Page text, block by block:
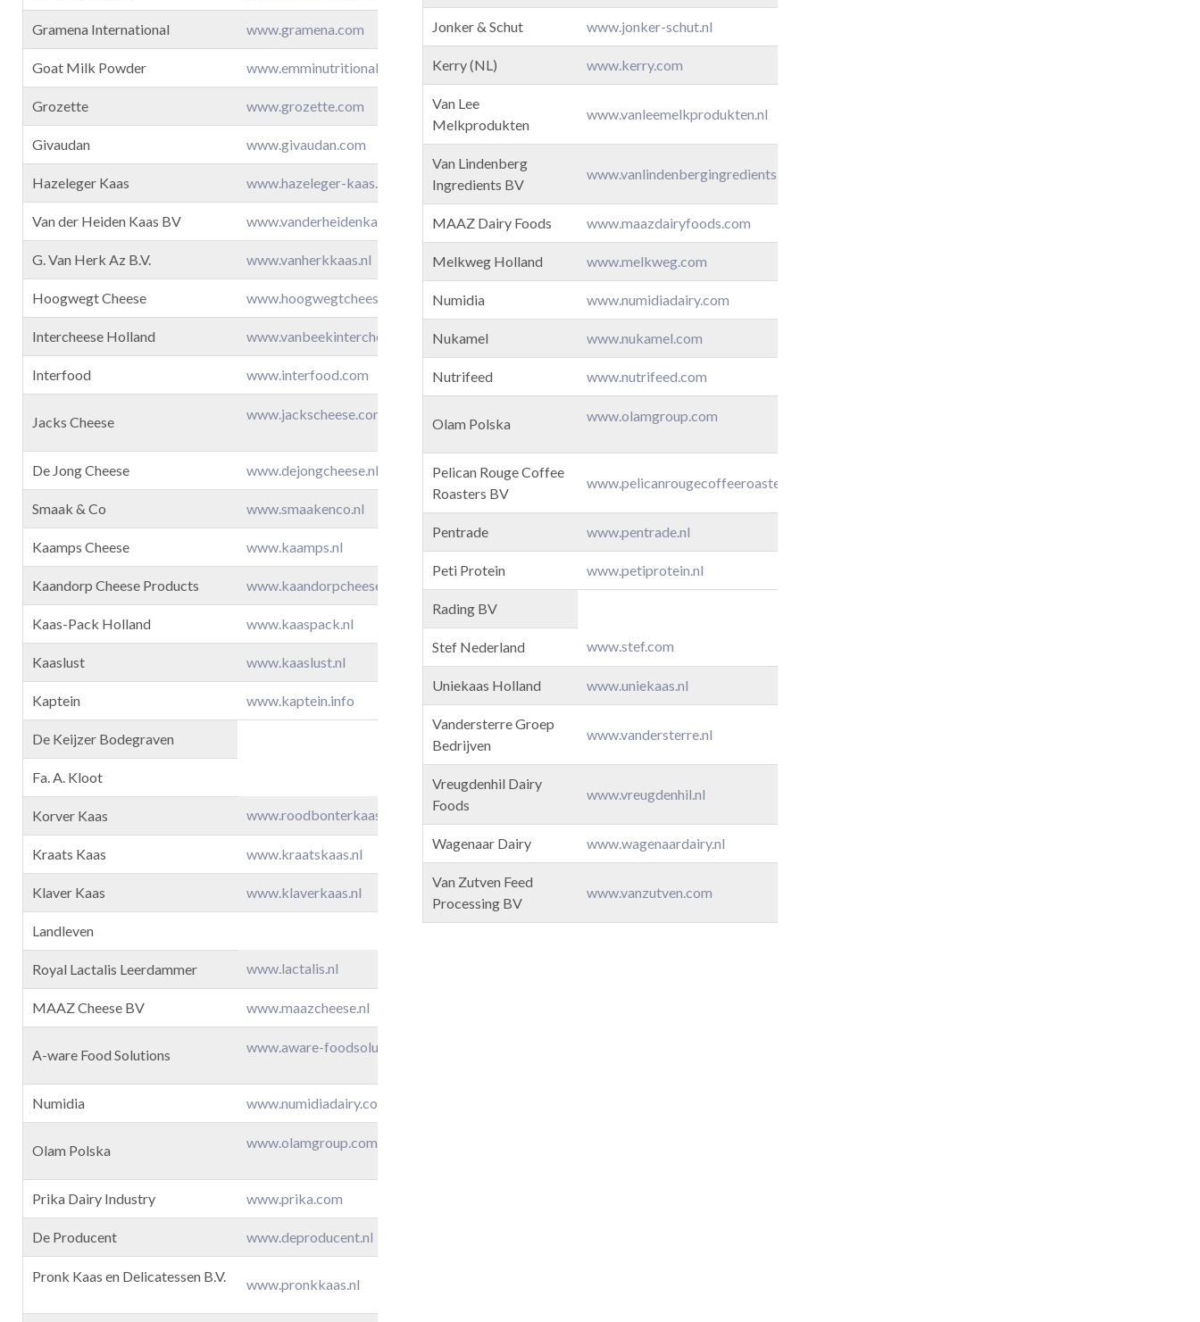
Gramena International www.gramena.com
Goat Milk Powder www.emminutritionals.com
Grozette www.grozette.com
Givaudan www.givaudan.com
Hazeleger Kaas www.hazeleger-kaas.nl
Van der Heiden Kaas BV www.vanderheidenkaas.nl
G. Van Herk Az B.V. www.vanherkkaas.nl
Hoogwegt Cheese www.hoogwegtcheese.nl
Intercheese Holland www.vanbeekintercheese.nl
Interfood www.interfood.com
Jacks Cheese www.jackscheese.com
De Jong Cheese www.dejongcheese.nl
Smaak & Co www.smaakenco.nl
Kaamps Cheese www.kaamps.nl
Kaandorp Cheese Products www.kaandorpcheese.com
Kaas-Pack Holland www.kaaspack.nl
Kaaslust www.kaaslust.nl
Kaptein www.kaptein.info
De Keijzer Bodegraven
Fa. A. Kloot
Korver Kaas www.roodbonterkaas.nl
Kraats Kaas www.kraatskaas.nl
Klaver Kaas www.klaverkaas.nl
Landleven
Royal Lactalis Leerdammer www.lactalis.nl
MAAZ Cheese BV www.maazcheese.nl
A-ware Food Solutions www.aware-foodsolutions.com
Numidia www.numidiadairy.com
Olam Polska www.olamgroup.com
Prika Dairy Industry www.prika.com
De Producent www.deproducent.nl
Pronk Kaas en Delicatessen B.V. www.pronkkaas.nl
Jonker & Schut www.jonker-schut.nl
Kerry (NL) www.kerry.com
Van Lee
Melkprodukten
www.vanleemelkprodukten.nl
Van Lindenberg
Ingredients BV
www.vanlindenbergingredients.com
MAAZ Dairy Foods www.maazdairyfoods.com
Melkweg Holland www.melkweg.com
Numidia www.numidiadairy.com
Nukamel www.nukamel.com
Nutrifeed www.nutrifeed.com
Olam Polska www.olamgroup.com
Pelican Rouge Coffee
Roasters BV
www.pelicanrougecoffeeroasters.com
Pentrade www.pentrade.nl
Peti Protein www.petiprotein.nl
Rading BV
Stef Nederland www.stef.com
Uniekaas Holland www.uniekaas.nl
Vandersterre Groep
Bedrijven
www.vandersterre.nl
Vreugdenhil Dairy
Foods
www.vreugdenhil.nl
Wagenaar Dairy www.wagenaardairy.nl
Van Zutven Feed
Processing BV
www.vanzutven.com